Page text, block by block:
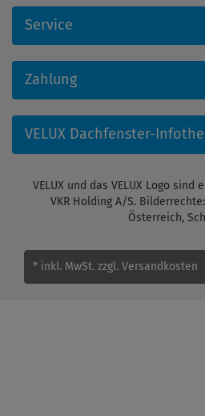
Service
Zahlung
VELUX Dachfenster-
VELUX und das VELUX Logo
VKR Holding A/S.
Österreich,
* inkl. MwSt. zzgl. Versandkosten